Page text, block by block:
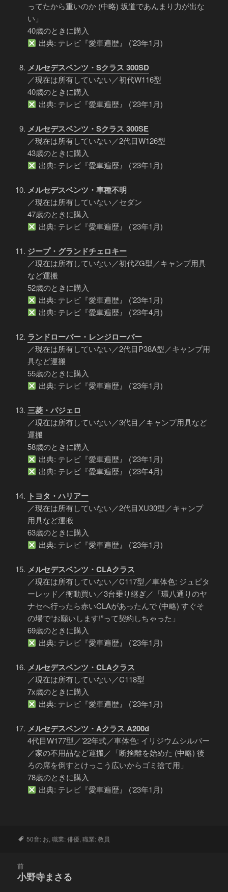
ってたから重いのか (中略) 坂道であんまり力が出な
い」
40歳のときに購入
出典: テレビ『愛車遍歴』 (’23年1月)
メルセデスベンツ・Sクラス 300SD
／現在は所有していない／初代W116型
40歳のときに購入
出典: テレビ『愛車遍歴』 (’23年1月)
メルセデスベンツ・Sクラス 300SE
／現在は所有していない／2代目W126型
43歳のときに購入
出典: テレビ『愛車遍歴』 (’23年1月)
メルセデスベンツ・車種不明
／現在は所有していない／セダン
47歳のときに購入
出典: テレビ『愛車遍歴』 (’23年1月)
ジープ・グランドチェロキー
／現在は所有していない／初代ZG型／キャンプ用具
など運搬
52歳のときに購入
出典: テレビ『愛車遍歴』 (’23年1月)
出典: テレビ『愛車遍歴』 (’23年4月)
ランドローバー・レンジローバー
／現在は所有していない／2代目P38A型／キャンプ用
具など運搬
55歳のときに購入
出典: テレビ『愛車遍歴』 (’23年1月)
三菱・パジェロ
／現在は所有していない／3代目／キャンプ用具など
運搬
58歳のときに購入
出典: テレビ『愛車遍歴』 (’23年1月)
出典: テレビ『愛車遍歴』 (’23年4月)
トヨタ・ハリアー
／現在は所有していない／2代目XU30型／キャンプ
用具など運搬
63歳のときに購入
出典: テレビ『愛車遍歴』 (’23年1月)
メルセデスベンツ・CLAクラス
／現在は所有していない／C117型／車体色: ジュピタ
ーレッド／衝動買い／3台乗り継ぎ／「環八通りのヤ
ナセへ行ったら赤いCLAがあったんで (中略) すぐそ
の場で“お願いします!”って契約しちゃった」
69歳のときに購入
出典: テレビ『愛車遍歴』 (’23年1月)
メルセデスベンツ・CLAクラス
／現在は所有していない／C118型
7x歳のときに購入
出典: テレビ『愛車遍歴』 (’23年1月)
メルセデスベンツ・Aクラス A200d
4代目W177型／’22年式／車体色: イリジウムシルバー
／家の不用品など運搬／「断捨離を始めた (中略) 後
ろの席を倒すとけっこう広いからゴミ捨て用」
78歳のときに購入
出典: テレビ『愛車遍歴』 (’23年1月)
タ
50音: お,職業: 俳優,職業: 教員
前
前
小野寺まさる